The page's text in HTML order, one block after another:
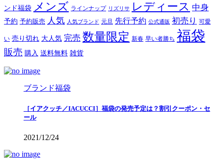
ンド福袋 メンズ ラインナップ リズリサ レディース 中身
予約 予約販売 人気 人気ブランド 元旦 先行予約 公式通販 初売り 可愛
い 売り切れ 大人気 完売 数量限定 新春 早い者勝ち 福袋
販売 購入 送料無料 雑貨
ブランド福袋
［イアクッチ／IACUCCI］福袋の発売予定は？割引クーポン・セ
ール
2021/12/24